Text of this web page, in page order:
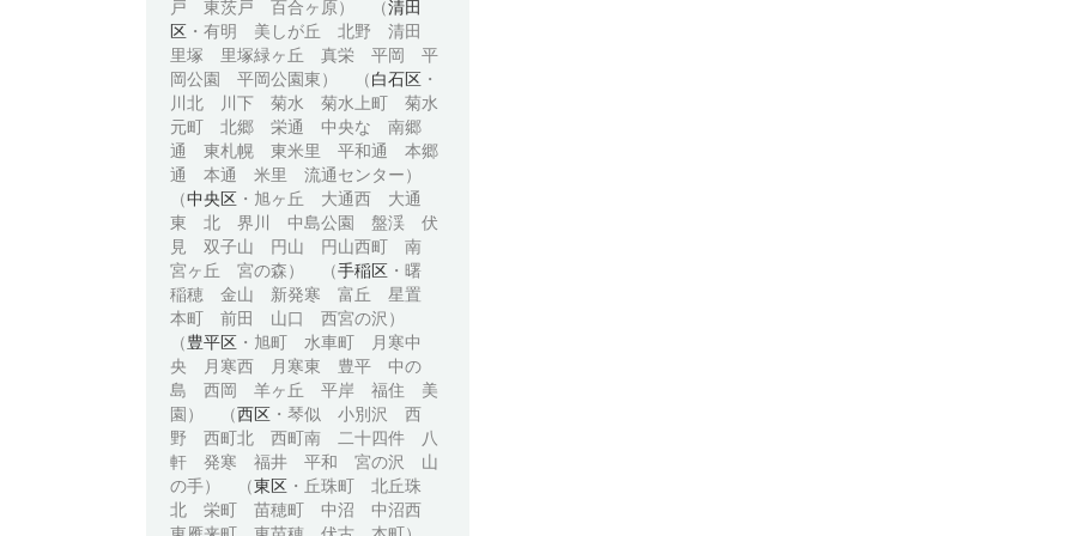
戸 東茨戸 百合ヶ原） （清田
区 ・有明 美しが丘 北野 清田
里塚 里塚緑ヶ丘 真栄 平岡 平
岡公園 平岡公園東） （白石区 ・
川北 川下 菊水 菊水上町 菊水
元町 北郷 栄通 中央な 南郷
通 東札幌 東米里 平和通 本郷
通 本通 米里 流通センター）
（中央区 ・旭ヶ丘 大通西 大通
東 北 界川 中島公園 盤渓 伏
見 双子山 円山 円山西町 南
宮ヶ丘 宮の森） （手稲区 ・曙
稲穂 金山 新発寒 富丘 星置
本町 前田 山口 西宮の沢）
（豊平区 ・旭町 水車町 月寒中
央 月寒西 月寒東 豊平 中の
島 西岡 羊ヶ丘 平岸 福住 美
園） （西区 ・琴似 小別沢 西
野 西町北 西町南 二十四件 八
軒 発寒 福井 平和 宮の沢 山
の手） （東区 ・丘珠町 北丘珠
北 栄町 苗穂町 中沼 中沼西